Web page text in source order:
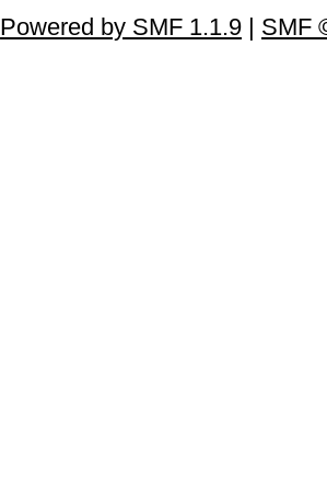
Powered by SMF 1.1.9 | SMF